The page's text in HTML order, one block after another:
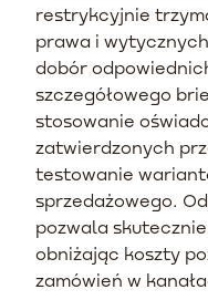
restrykcyjnie
prawa i
dobór
szczegółowego
stosowanie
zatwierdzonych
testowanie
sprzedażowego.
pozwala
obniżając koszty
zamówień w